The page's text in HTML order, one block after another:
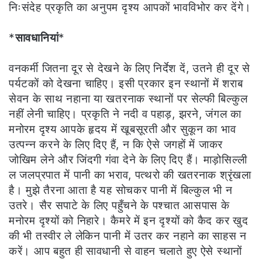
निःसंदेह प्रकृति का अनुपम दृश्य आपकों भावविभोर कर देंगे।
*सावधानियां*
वनकर्मी जितना दूर से देखने के लिए निर्देश दें, उतने ही दूर से
पर्यटकों को देखना चाहिए। इसी प्रकार इन स्थानों में शराब
सेवन के साथ नहाना या खतरनाक स्थानों पर सेल्फी बिल्कुल
नहीं लेनी चाहिए। प्रकृति ने नदी व पहाड़, झरने, जंगल का
मनोरम दृश्य आपके हृदय में खूबसूरती और सुकून का भाव
उत्पन्न करने के लिए दिए हैं, न कि ऐसे जगहों में जाकर
जोखिम लेने और जिंदगी गंवा देने के लिए दिए हैं। माड़ोसिल्ली
ल जलप्रपात में पानी का भराव, पत्थरो की खतरनाक श्रृंखला
है। मुझे तैरना आता है यह सोचकर पानी में बिल्कुल भी न
उतरे। सैर सपाटे के लिए पहुँचने के पश्चात आसपास के
मनोरम दृश्यों को निहारे। कैमरे में इन दृश्यों को कैद कर खुद
की भी तस्वीर ले लेकिन पानी में उतर कर नहाने का साहस न
करें। आप बहुत ही सावधानी से वाहन चलाते हुए ऐसे स्थानों